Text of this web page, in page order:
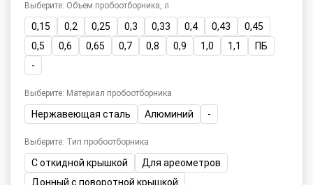
Выберите: Объем пробоотборника, л
0,15 0,2 0,25 0,3 0,33 0,4 0,43
0,45
0,5
0,6 0,65 0,7 0,8 0,9 1,0 1,1
ПБ
-
Выберите: Материал пробоотборника
Нержавеющая сталь Алюминий -
Выберите: Тип пробоотборника
С откидной крышкой
Для ареометров
Донный с поворотной крышкой